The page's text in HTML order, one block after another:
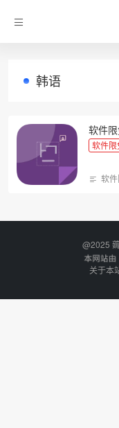
韩语
软件
软件限
软
@2025
关于本